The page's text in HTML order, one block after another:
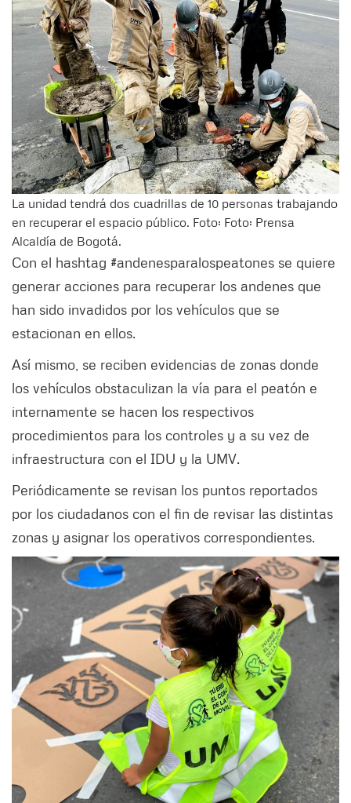
La unidad tendrá dos cuadrillas de 10 personas trabajando
en recuperar el espacio público. Foto: Foto: Prensa
Alcaldía de Bogotá.
Con el hashtag #andenesparalospeatones se quiere
generar acciones para recuperar los andenes que
han sido invadidos por los vehículos que se
estacionan en ellos.
Así mismo, se reciben evidencias de zonas donde
los vehículos obstaculizan la vía para el peatón e
internamente se hacen los respectivos
procedimientos para los controles y a su vez de
infraestructura con el IDU y la UMV.
Periódicamente se revisan los puntos reportados
por los ciudadanos con el fin de revisar las distintas
zonas y asignar los operativos correspondientes.